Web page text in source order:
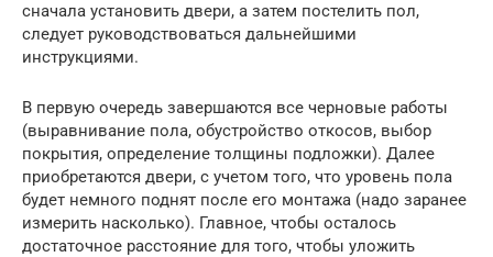
сначала установить двери, а затем постелить пол,
следует руководствоваться дальнейшими
инструкциями.
В первую очередь завершаются все черновые работы
(выравнивание пола, обустройство откосов, выбор
покрытия, определение толщины подложки). Далее
приобретаются двери, с учетом того, что уровень пола
будет немного поднят после его монтажа (надо заранее
измерить насколько). Главное, чтобы осталось
достаточное расстояние для того, чтобы уложить